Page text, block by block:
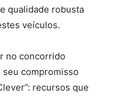
qualidade robusta
veículos.
no concorrido
compromisso
recursos que